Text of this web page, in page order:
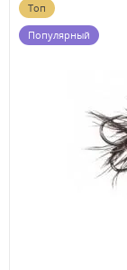
Топ
Популярный